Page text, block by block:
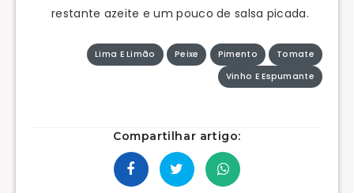
restante azeite e um pouco de salsa picada.
Lima E Limão Peixe Pimento
Tomate
Vinho E Espumante
Compartilhar artigo: